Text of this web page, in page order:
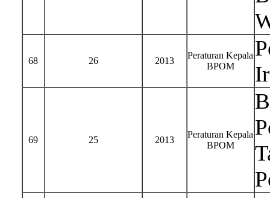
68 26 2013
Peraturan Kepala
BPOM
69 25 2013
Peraturan Kepala
BPOM